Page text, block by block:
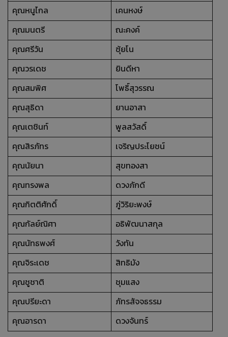
คุณหนูไกล เคนหงษ์
คุณมนตรี ณะคงค์
คุณศรีวัน ซุ้ยโน
คุณวรเดช ยินดีหา
คุณสมพิศ โพธิ์สุวรรณ
คุณสุธิดา ยานอาสา
คุณเตชินท์ พูลสวัสดิ์
คุณสิรภัทร เจริญประโยชน์
คุณนัยนา สุขทองสา
คุณทรงพล ดวงภักดี
คุณกิตติศักดิ์ ภู่วิริยะพงษ์
คุณกัลย์ณิศา อธิพัฒนาสกุล
คุณนัทธพงศ์ วังทัน
คุณจิระเดช สิทธิมัง
คุณชูชาติ ชุมแสง
คุณปรียะดา ภัทรสัจจธรรม
คุณอารดา ดวงจันทร์